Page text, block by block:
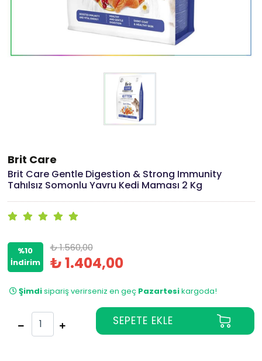
Brit Care
Brit Care Gentle Digestion & Strong Immunity
Tahılsız Somonlu Yavru Kedi Maması 2 Kg
%10
İndirim
₺ 1.560,00
₺ 1.404,00
Şimdisipariş verirseniz en geç Pazartesikargoda!